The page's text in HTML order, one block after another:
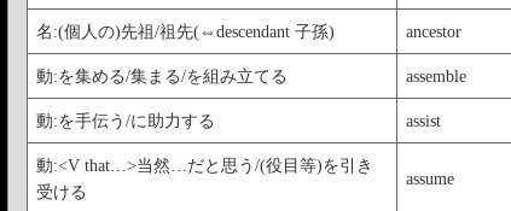
名:(個人の)先祖/祖先(⇔descendant 子孫) ancestor
動:を集める/集まる/を組み立てる assemble
動:を手伝う/に助力する assist
動:<V that…>当然…だと思う/(役目等)を引き
受ける
assume